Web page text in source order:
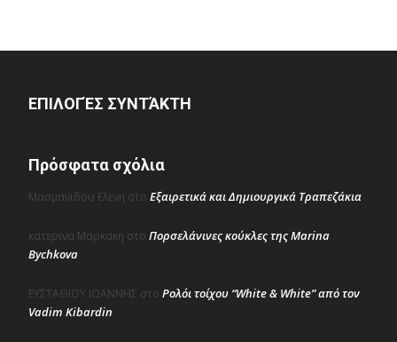
ΕΠΙΛΟΓΈΣ ΣΥΝΤΆΚΤΗ
Πρόσφατα σχόλια
Μασμανιδου Ελενη στο Εξαιρετικά και Δημιουργικά Τραπεζάκια
κατερινα Μαρκακη στο Πορσελάνινες κούκλες της Marina
Bychkova
ΕΥΣΤΑΘΙΟΥ ΙΩΑΝΝΗΣ στο Ρολόι τοίχου “White & White” από τον
Vadim Kibardin